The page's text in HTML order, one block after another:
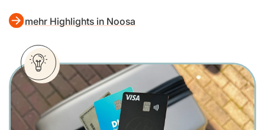
mehr Highlights in Noosa